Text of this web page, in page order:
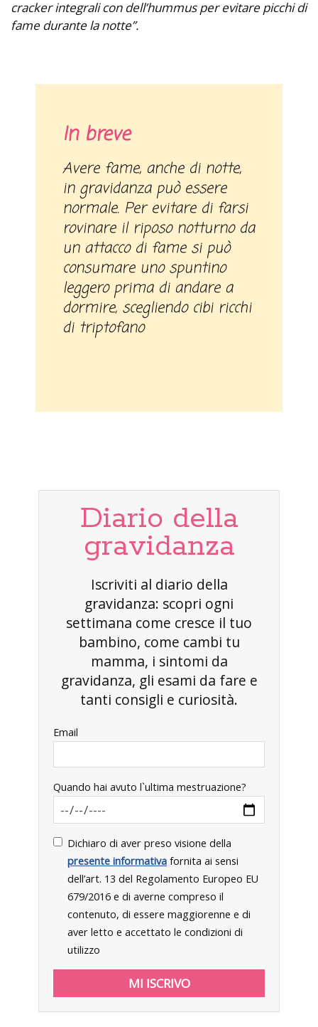
cracker integrali con dell’hummus per evitare picchi di
fame durante la notte”.
In breve
Avere fame, anche di notte,
in gravidanza può essere
normale. Per evitare di farsi
rovinare il riposo notturno da
un attacco di fame si può
consumare uno spuntino
leggero prima di andare a
dormire, scegliendo cibi ricchi
di triptofano
Diario della
gravidanza
Iscriviti al diario della
gravidanza: scopri ogni
settimana come cresce il tuo
bambino, come cambi tu
mamma, i sintomi da
gravidanza, gli esami da fare e
tanti consigli e curiosità.
Email
Quando hai avuto l`ultima mestruazione?
Dichiaro di aver preso visione della
presente informativa fornita ai sensi
dell’art. 13 del Regolamento Europeo EU
679/2016 e di averne compreso il
contenuto, di essere maggiorenne e di
aver letto e accettato le condizioni di
utilizzo